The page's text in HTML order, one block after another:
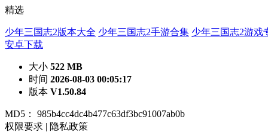
精选
少年三国志2版本大全 少年三国志2手游合集 少年三国志2游戏
安卓下载
大小 522 MB
时间 2026-08-03 00:05:17
版本 V1.50.84
MD5： 985b4cc4dc4b477c63df3bc91007ab0b
权限要求 | 隐私政策